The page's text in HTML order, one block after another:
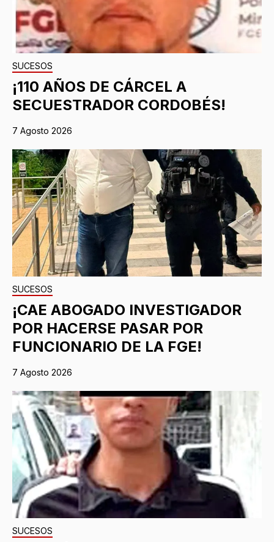
SUCESOS
¡110 AÑOS DE CÁRCEL A
SECUESTRADOR CORDOBÉS!
7 Agosto 2026
SUCESOS
¡CAE ABOGADO INVESTIGADOR
POR HACERSE PASAR POR
FUNCIONARIO DE LA FGE!
7 Agosto 2026
SUCESOS